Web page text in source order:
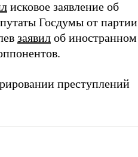
исковое заявление об
Госдумы от партии
заявил об иностранном
преступлений